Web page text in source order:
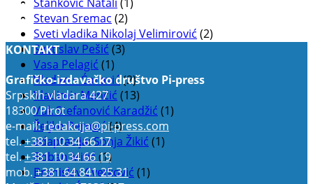
Stanković Natali (1)
Stevan Sremac (2)
Sveti vladika Nikolaj Velimirović (2)
Svetislav Pešić (3)
Vasa Pelagić (1)
Vladimir Ćorović(2)
Vladimir Mančić (13)
Vuk Stefanović Karadžić (1)
Željko Perović(4)
adaptacija: Sonja Žikić (1)
Boban Mitić(1)
Branislav Cvetković (1)
KONTAKT
Grafičko-izdavačko društvo Pi-press
Srpskih vladara 427
18300 Pirot
e-mail:redakcija@pi-press.com
tel.+381 10 34 66 17
tel.+381 10 34 66 19
mob.+381 64 841 25 31